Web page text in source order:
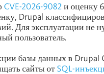
CVE-2026-9082 и оценку
Drupal
Для эксплуатации не
пользователь.
базы данных в
сайты от SQL-